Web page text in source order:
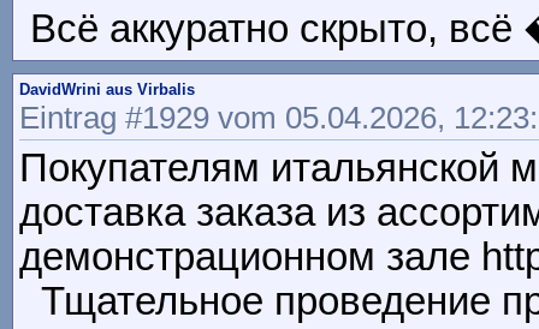
Всё аккуратно скрыто,
DavidWrini aus Virbalis
Eintrag #1929 vom 05.04.2026,
Покупателям итальянской
доставка заказа из
демонстрационном зале
Тщательное проведение